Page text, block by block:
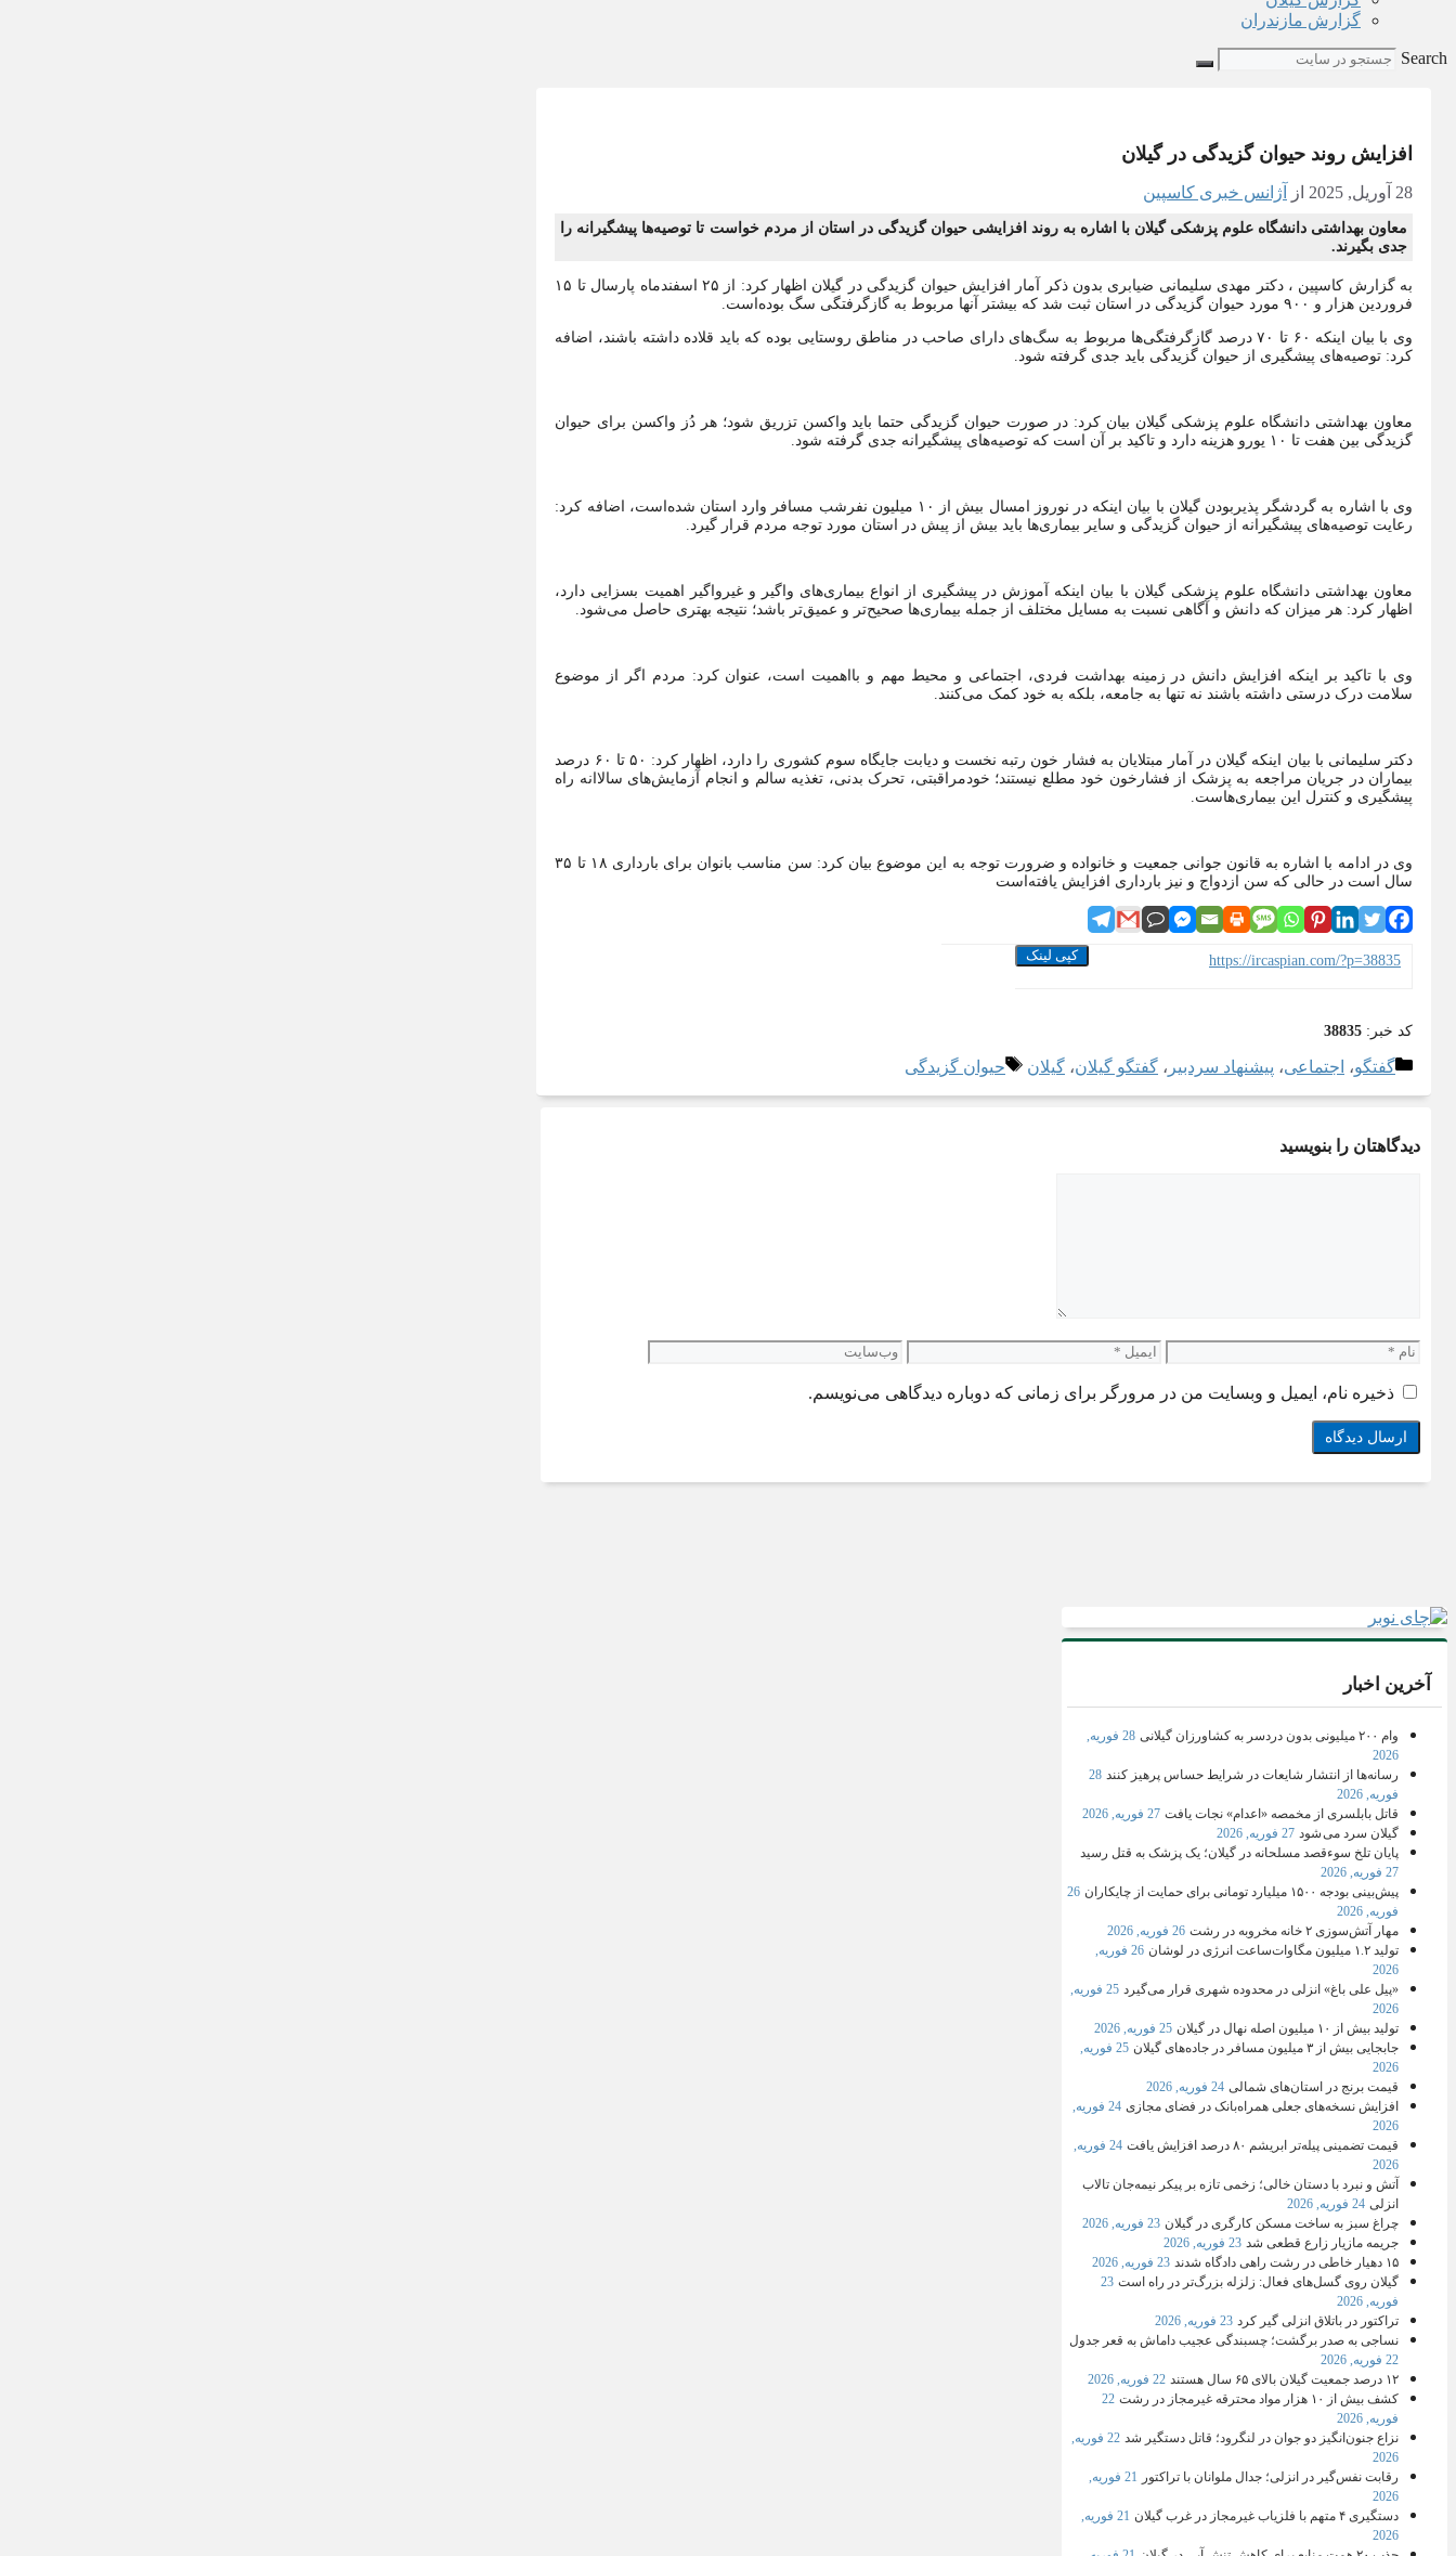
گزارش مازندران
Search
افزایش روند حیوان گزیدگی در گیلان
28 آوریل, 2025 از آژانس خبری کاسپین
معاون بهداشتی دانشگاه علوم پزشکی گیلان با اشاره به روند افزایشی حیوان گزیدگی در استان از مردم خواست تا توصیه‌ها پیشگیرانه را
جدی بگیرند.
به گزارش کاسپین ، دکتر مهدی سلیمانی ضیابری بدون ذکر آمار افزایش حیوان گزیدگی در گیلان اظهار کرد: از ۲۵ اسفندماه پارسال تا ۱۵
فروردین هزار و ۹۰۰ مورد حیوان گزیدگی در استان ثبت شد که بیشتر آنها مربوط به گازگرفتگی سگ بوده‌است.
وی با بیان اینکه ۶۰ تا ۷۰ درصد گازگرفتگی‌ها مربوط به سگ‌های دارای صاحب در مناطق روستایی بوده که باید قلاده داشته باشند، اضافه
کرد: توصیه‌های پیشگیری از حیوان گزیدگی باید جدی گرفته شود.
معاون بهداشتی دانشگاه علوم پزشکی گیلان بیان کرد: در صورت حیوان گزیدگی حتما باید واکسن تزریق شود؛ هر دُز واکسن برای حیوان
گزیدگی بین هفت تا ۱۰ یورو هزینه دارد و تاکید بر آن است که توصیه‌های پیشگیرانه جدی گرفته شود.
وی با اشاره به گردشگر پذیربودن گیلان با بیان اینکه در نوروز امسال بیش از ۱۰ میلیون نفرشب مسافر وارد استان شده‌است، اضافه کرد:
رعایت توصیه‌های پیشگیرانه از حیوان گزیدگی و سایر بیماری‌ها باید بیش از پیش در استان مورد توجه مردم قرار گیرد.
معاون بهداشتی دانشگاه علوم پزشکی گیلان با بیان اینکه آموزش در پیشگیری از انواع بیماری‌های واگیر و غیرواگیر اهمیت بسزایی دارد،
اظهار کرد: هر میزان که دانش و آگاهی نسبت به مسایل مختلف از جمله بیماری‌ها صحیح‌تر و عمیق‌تر باشد؛ نتیجه بهتری حاصل می‌شود.
وی با تاکید بر اینکه افزایش دانش در زمینه بهداشت فردی، اجتماعی و محیط مهم و بااهمیت است، عنوان کرد: مردم اگر از موضوع
سلامت درک درستی داشته باشند نه تنها به جامعه، بلکه به خود کمک می‌کنند.
دکتر سلیمانی با بیان اینکه گیلان در آمار مبتلایان به فشار خون رتبه نخست و دیابت جایگاه سوم کشوری را دارد، اظهار کرد: ۵۰ تا ۶۰ درصد
بیماران در جریان مراجعه به پزشک از فشارخون خود مطلع نیستند؛ خودمراقبتی، تحرک بدنی، تغذیه سالم و انجام آزمایش‌های سالاانه راه
پیشگیری و کنترل این بیماری‌هاست.
وی در ادامه با اشاره به قانون جوانی جمعیت و خانواده و ضرورت توجه به این موضوع بیان کرد: سن مناسب بانوان برای بارداری ۱۸ تا ۳۵
سال است در حالی که سن ازدواج و نیز بارداری افزایش یافته‌است
https://ircaspian.com/?p=38835 کپی لینک
کد خبر: 38835
دسته‌ها
گفتگو، اجتماعی، پیشنهاد سردبیر ، گفتگو گیلان، گیلان برچسب‌ها
حیوان گزیدگی
دیدگاهتان را بنویسید
نام ایمیل وب‌سایت
ذخیره نام، ایمیل و وبسایت من در مرورگر برای زمانی که دوباره دیدگاهی می‌نویسم.
آخرین اخبار
وام ۲۰۰ میلیونی بدون دردسر به کشاورزان گیلانی
28 فوریه,
2026
رسانه‌ها از انتشار شایعات در شرایط حساس پرهیز کنند 28
فوریه, 2026
قاتل بابلسری از مخمصه «اعدام» نجات یافت 27 فوریه, 2026
گیلان سرد می شود 27 فوریه, 2026
پایان تلخ سوءقصد مسلحانه در گیلان؛ یک پزشک به قتل رسید
27 فوریه, 2026
پیش‌بینی بودجه ۱۵۰۰ میلیارد تومانی برای حمایت از چایکاران
26
فوریه, 2026
مهار آتش‌سوزی ۲ خانه مخروبه در رشت
26 فوریه, 2026
تولید ۱.۲ میلیون مگاوات‌ساعت انرژی در لوشان
26 فوریه,
2026
«پیل علی باغ» انزلی در محدوده شهری قرار می‌گیرد
25 فوریه,
2026
تولید بیش از ۱۰ میلیون اصله نهال در گیلان
25 فوریه, 2026
جابجایی بیش از ۳ میلیون مسافر در جاده‌های گیلان
25 فوریه,
2026
قیمت برنج در استان‌های شمالی 24 فوریه, 2026
افزایش نسخه‌های جعلی همراه‌بانک در فضای مجازی
24 فوریه,
2026
قیمت تضمینی پیله‌تر ابریشم ۸۰ درصد افزایش یافت
24 فوریه,
2026
آتش و نبرد با دستان خالی؛ زخمی تازه بر پیکر نیمه‌جان تالاب
انزلی 24 فوریه, 2026
چراغ سبز به ساخت مسکن کارگری در گیلان 23 فوریه, 2026
جریمه مازیار زارع قطعی شد 23 فوریه, 2026
۱۵ دهیار خاطی در رشت راهی دادگاه شدند
23 فوریه, 2026
گیلان روی گسل‌های فعال: زلزله بزرگ‌تر در راه است 23
فوریه, 2026
تراکتور در باتلاق انزلی گیر کرد 23 فوریه, 2026
نساجی به صدر برگشت؛ چسبندگی عجیب داماش به قعر جدول
22 فوریه, 2026
۱۲ درصد جمعیت گیلان بالای ۶۵ سال هستند
22 فوریه, 2026
کشف بیش از ۱۰ هزار مواد محترقه غیرمجاز در رشت
22
فوریه, 2026
نزاع جنون‌انگیز دو جوان در لنگرود؛ قاتل دستگیر شد
22 فوریه,
2026
رقابت نفس‌گیر در انزلی؛ جدال ملوانان با تراکتور
21 فوریه,
2026
دستگیری ۴ متهم با فلزیاب غیرمجاز در غرب گیلان
21 فوریه,
2026